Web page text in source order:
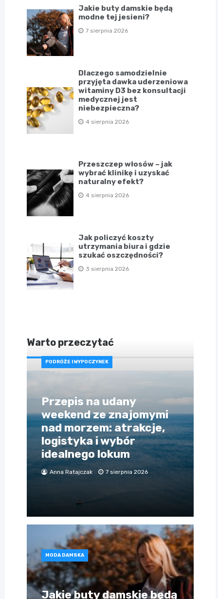
Jakie buty damskie będą
modne tej jesieni?
7 sierpnia 2026
Dlaczego samodzielnie
przyjęta dawka uderzeniowa
witaminy D3 bez konsultacji
medycznej jest
niebezpieczna?
4 sierpnia 2026
Przeszczep włosów – jak
wybrać klinikę i uzyskać
naturalny efekt?
4 sierpnia 2026
Jak policzyć koszty
utrzymania biura i gdzie
szukać oszczędności?
3 sierpnia 2026
Warto przeczytać
PODRÓŻE I WYPOCZYNEK
Przepis na udany
weekend ze znajomymi
nad morzem: atrakcje,
logistyka i wybór
idealnego lokum
Anna Ratajczak 7 sierpnia 2026
MODA DAMSKA
Jakie buty damskie będą